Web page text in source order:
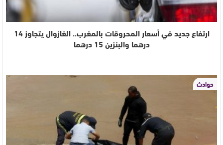
ارتفاع جديد في أسعار المحروقات بالمغرب.. الغازوال يتجاوز 14
درهما والبنزين 15 درهما
حوادث